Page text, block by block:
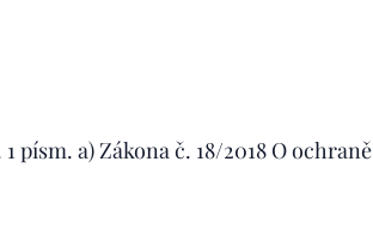
písm. a) Zákona č. 18/2018 O ochraně